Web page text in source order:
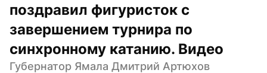
поздравил фигуристок с
завершением турнира по
синхронному катанию. Видео
Губернатор Ямала Дмитрий Артюхов